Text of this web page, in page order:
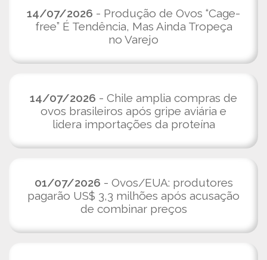
14/07/2026 - Produção de Ovos “Cage-
free” É Tendência, Mas Ainda Tropeça
no Varejo
14/07/2026 - Chile amplia compras de
ovos brasileiros após gripe aviária e
lidera importações da proteína
01/07/2026 - Ovos/EUA: produtores
pagarão US$ 3,3 milhões após acusação
de combinar preços